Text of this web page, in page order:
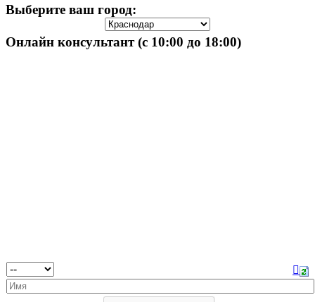
Выберите ваш город:
Онлайн консультант (с 10:00 до 18:00)